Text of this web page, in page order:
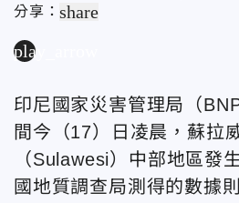
分享：share
play_arrow
印尼國家災害管理局（
間今（17）日凌晨，蘇拉
（Sulawesi）中部地區發
國地質調查局測得的數據